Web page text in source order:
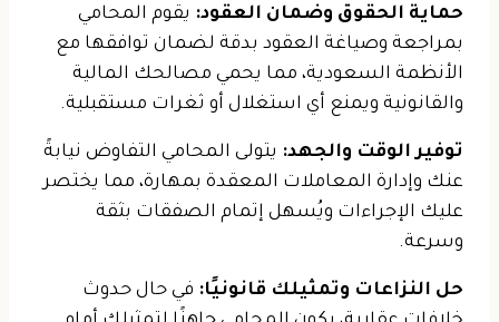
حماية الحقوق وضمان العقود: يقوم المحامي
بمراجعة وصياغة العقود بدقة لضمان توافقها مع
الأنظمة السعودية، مما يحمي مصالحك المالية
والقانونية ويمنع أي استغلال أو ثغرات مستقبلية.
توفير الوقت والجهد: يتولى المحامي التفاوض نيابةً
عنك وإدارة المعاملات المعقدة بمهارة، مما يختصر
عليك الإجراءات ويُسهل إتمام الصفقات بثقة
وسرعة.
حل النزاعات وتمثيلك قانونيًا: في حال حدوث